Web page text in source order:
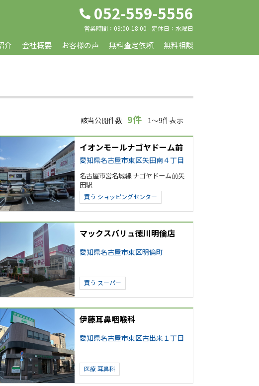
052-559-5556
営業時間： 09:00-18:00 定休日： 水曜日
介 会社概要 お客様の声 無料査定依頼 無料相談
該当公開件数 9件 1～9件表示
イオンモールナゴヤドーム前
愛知県名古屋市東区矢田南４丁目
名古屋市営名城線 ナゴヤドーム前矢
田駅
買う ショッピングセンター
マックスバリュ徳川明倫店
愛知県名古屋市東区明倫町
買う スーパー
伊藤耳鼻咽喉科
愛知県名古屋市東区古出来１丁目
医療耳鼻科